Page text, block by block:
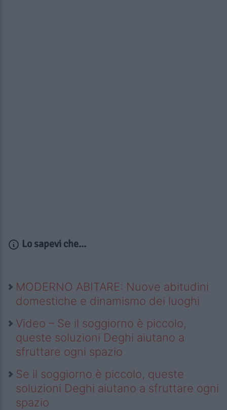
Lo sapevi che...
MODERNO ABITARE: Nuove abitudini
domestiche e dinamismo dei luoghi
Video – Se il soggiorno è piccolo,
queste soluzioni Deghi aiutano a
sfruttare ogni spazio
Se il soggiorno è piccolo, queste
soluzioni Deghi aiutano a sfruttare ogni
spazio